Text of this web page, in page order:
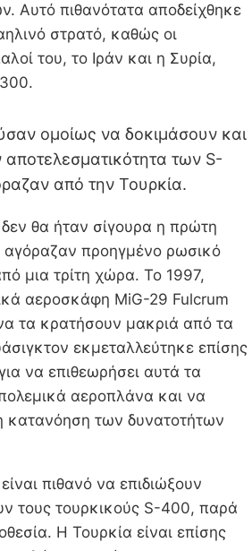
Αυτό πιθανότατα αποδείχθηκε
στρατό, καθώς οι
του, το Ιράν και η Συρία,
ομοίως να δοκιμάσουν και
των S-
από την Τουρκία.
θα ήταν σίγουρα η πρώτη
προηγμένο ρωσικό
μια τρίτη χώρα. Το 1997,
αεροσκάφη MiG-29 Fulcrum
τα κρατήσουν μακριά από τα
εκμεταλλεύτηκε επίσης
να επιθεωρήσει αυτά τα
αεροπλάνα και να
κατανόηση των δυνατοτήτων
πιθανό να επιδιώξουν
τους τουρκικούς S-400, παρά
Η Τουρκία είναι επίσης